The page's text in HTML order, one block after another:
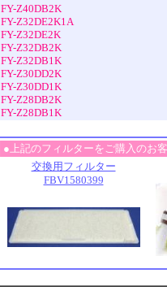
FY-Z40DB2K
FY-Z32DE2K1A
FY-Z32DE2K
FY-Z32DB2K
FY-Z32DB1K
FY-Z30DD2K
FY-Z30DD1K
FY-Z28DB2K
FY-Z28DB1K
●上記のフィルターをご購入のお
交換用フィルター
FBV1580399